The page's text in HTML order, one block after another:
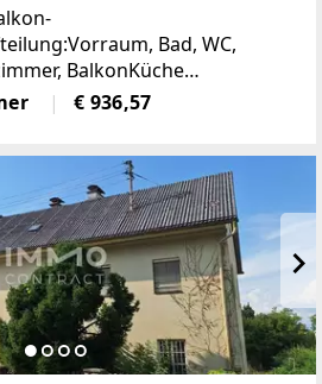
Bad, WC,
BalkonKüche
Vormieterin können auf
abgelöst
€ 936,57